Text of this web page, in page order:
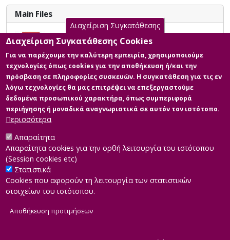
young artists. Since its inception, the company has
faced many difficulties, most notably its own legal
form. The "Hellenization" of the institution of this
entity acts as a deterrent to the viability of the
business, while bureaucracy and the lack of financial
and operational support from the state lead to
pessimism about the future. Keywords: social entity
Koin.S.Ep., social and solidarity economy, little Frida,
semi-structured interview
Main Files
Διακυβέρνηση εγχειρημάτων της
Κοινωνικής και Αλληλέγγυας
Οικονομίας: Εταιρική
Διακυβέρνηση - Η περίπτωση της
επιχείρησης "Η μικρή Φρίντα
Κοιν.Σ.Επ."
Description:
TSAKALOUPASCHALIA504569.pdf
Developed byINTEROPTICS
Διαχείριση Συγκατάθεσης
Διαχείριση Συγκατάθεσης Cookies
Για να παρέχουμε την καλύτερη εμπειρία, χρησιμοποιούμε
τεχνολογίες όπως cookies για την αποθήκευση ή/και την
πρόσβαση σε πληροφορίες συσκευών. Η συγκατάθεση για τις εν
λόγω τεχνολογίες θα μας επιτρέψει να επεξεργαστούμε
δεδομένα προσωπικού χαρακτήρα, όπως συμπεριφορά
περιήγησης ή μοναδικά αναγνωριστικά σε αυτόν τον ιστότοπο.
Περισσότερα
Απαραίτητα
Απαραίτητα cookies για την ορθή λειτουργία του ιστότοπου
(Session cookies etc)
Στατιστικά
Cookies που αφορούν τη λειτουργία των στατιστικών
στοιχείων του ιστότοπου.
Αποθήκευση προτιμήσεων